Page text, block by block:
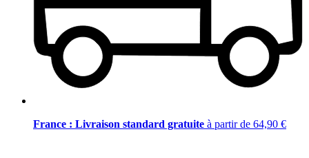
France : Livraison standard gratuite à partir de 64,90 €